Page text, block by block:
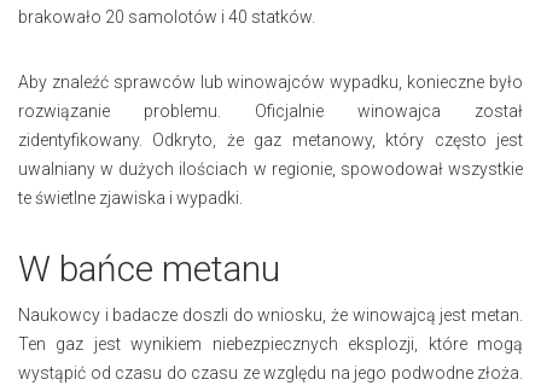
brakowało 20 samolotów i 40 statków.
Aby znaleźć sprawców lub winowajców wypadku, konieczne było
rozwiązanie problemu. Oficjalnie winowajca został
zidentyfikowany. Odkryto, że gaz metanowy, który często jest
uwalniany w dużych ilościach w regionie, spowodował wszystkie
te świetlne zjawiska i wypadki.
W bańce metanu
Naukowcy i badacze doszli do wniosku, że winowajcą jest metan.
Ten gaz jest wynikiem niebezpiecznych eksplozji, które mogą
wystąpić od czasu do czasu ze względu na jego podwodne złoża.